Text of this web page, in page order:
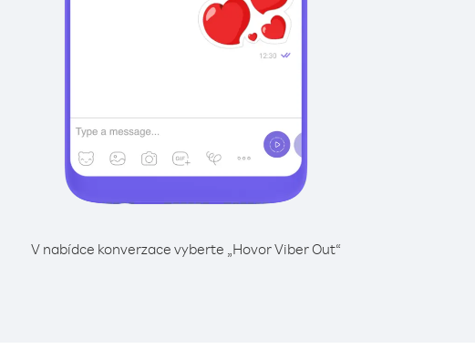
V nabídce konverzace vyberte „Hovor Viber Out“